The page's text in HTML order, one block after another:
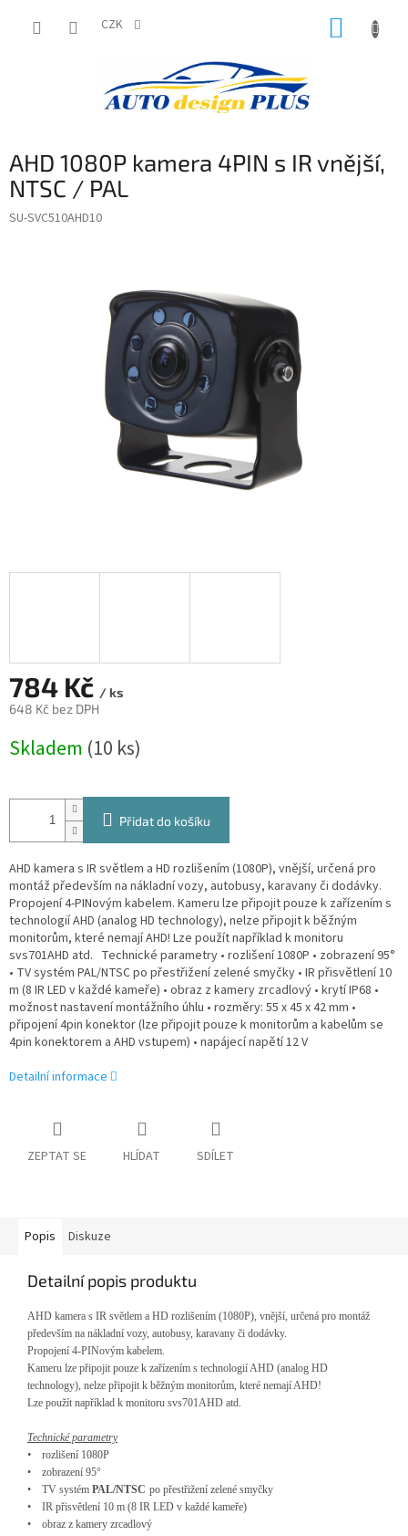
CZK
AHD 1080P kamera 4PIN s IR vnější,
NTSC / PAL
SU-SVC510AHD10
784 Kč / ks
648 Kč bez DPH
cena:
Skladem (10 ks)
Přidat do košíku
AHD kamera s IR světlem a HD rozlišením (1080P), vnější, určená pro
montáž především na nákladní vozy, autobusy, karavany či dodávky.
Propojení 4-PINovým kabelem. Kameru lze připojit pouze k zařízením s
technologií AHD (analog HD technology), nelze připojit k běžným
monitorům, které nemají AHD! Lze použít například k monitoru
svs701AHD atd. Technické parametry • rozlišení 1080P • zobrazení 95°
• TV systém PAL/NTSC po přestřižení zelené smyčky • IR přisvětlení 10
m (8 IR LED v každé kameře) • obraz z kamery zrcadlový • krytí IP68 •
možnost nastavení montážního úhlu • rozměry: 55 x 45 x 42 mm •
připojení 4pin konektor (lze připojit pouze k monitorům a kabelům se
4pin konektorem a AHD vstupem) • napájecí napětí 12 V
Detailní informace
ZEPTAT SE HLÍDAT SDÍLET
Popis Diskuze
Detailní popis produktu
AHD kamera s IR světlem a HD rozlišením (1080P), vnější, určená pro montáž
především na nákladní vozy, autobusy, karavany či dodávky.
Propojení 4-PINovým kabelem.
Kameru lze připojit pouze k zařízením s technologií AHD (analog HD
technology), nelze připojit k běžným monitorům, které nemají AHD!
Lze použít například k monitoru svs701AHD atd.
Technické parametry
• rozlišení 1080P
• zobrazení 95°
• TV systém PAL/NTSC po přestřižení zelené smyčky
• IR přisvětlení 10 m (8 IR LED v každé kameře)
• obraz z kamery zrcadlový